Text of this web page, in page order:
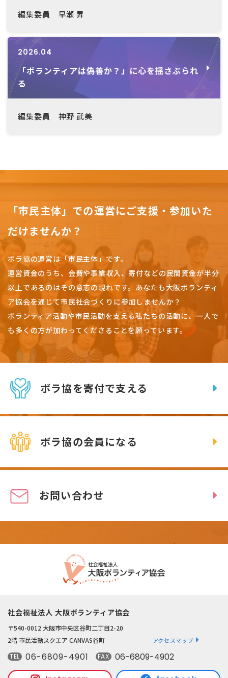
編集委員 早瀬 昇
2026.04
「ボランティアは偽善か？」に心を揺さぶられ
る
編集委員 神野 武美
「市民主体」での運営にご支援・参加いた
だけませんか？
ボラ協の運営は「市民主体」です。
運営資金のうち、会費や事業収入、寄付などの民間資金が半分
以上であるのはその意志の現れです。 あなたも大阪ボランティ
ア協会を通じて市民社会づくりに参加しませんか？
ボランティア活動や市民活動を支える私たちの活動に、一人で
も多くの方が加わってくださることを願っています。
ボラ協を寄付で支える
ボラ協の会員になる
お問い合わせ
社会福祉法人 大阪ボランティア協会
〒540-0012 大阪市中央区谷町二丁目2-20
2階 市民活動スクエア CANVAS谷町
アクセスマップ
TEL 06-6809-4901 FAX 06-6809-4902